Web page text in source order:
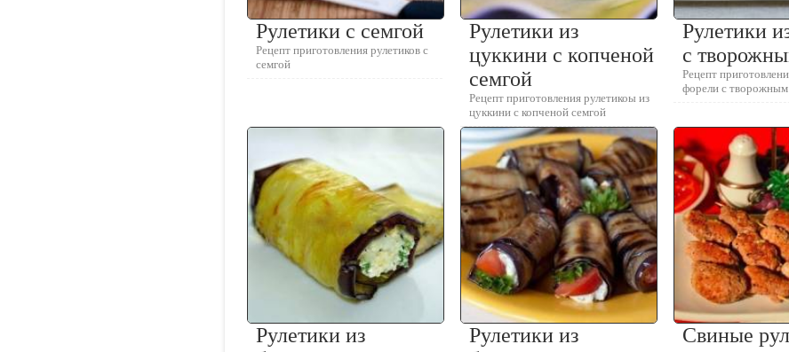
Рулетики с семгой
Рецепт приготовления рулетиков с
семгой
Рулетики из
цуккини с копченой
семгой
Рецепт приготовления рулетикоы из
цуккини с копченой семгой
Рулетики
с
Рецепт
форели с
Рулетики из
Рулетики из
Свиные